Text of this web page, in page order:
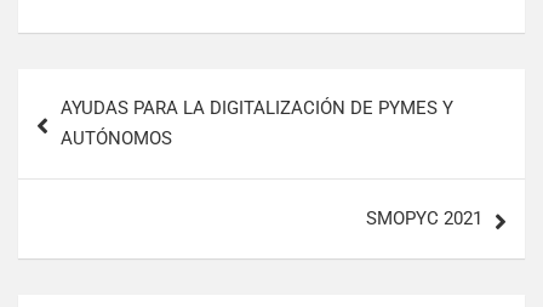
AYUDAS PARA LA DIGITALIZACIÓN DE PYMES Y
AUTÓNOMOS
SMOPYC 2021